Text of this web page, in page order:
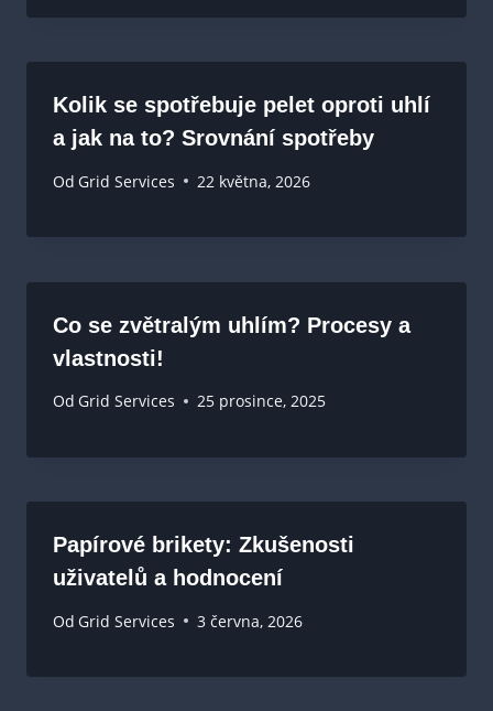
Kolik se spotřebuje pelet oproti uhlí
a jak na to? Srovnání spotřeby
Od Grid Services 22 května, 2026
Co se zvětralým uhlím? Procesy a
vlastnosti!
Od Grid Services 25 prosince, 2025
Papírové brikety: Zkušenosti
uživatelů a hodnocení
Od Grid Services 3 června, 2026